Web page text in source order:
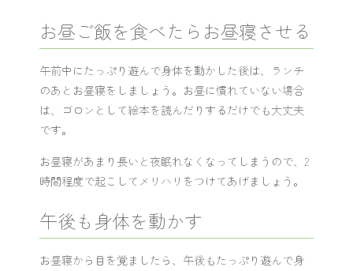
お昼ご飯を食べたらお昼寝させる
午前中にたっぷり遊んで身体を動かした後は、ランチ
のあとお昼寝をしましょう。お昼に慣れていない場合
は、ゴロンとして絵本を読んだりするだけでも大丈夫
です。
お昼寝があまり長いと夜眠れなくなってしまうので、2
時間程度で起こしてメリハリをつけてあげましょう。
午後も身体を動かす
お昼寝から目を覚ましたら、午後もたっぷり遊んで身